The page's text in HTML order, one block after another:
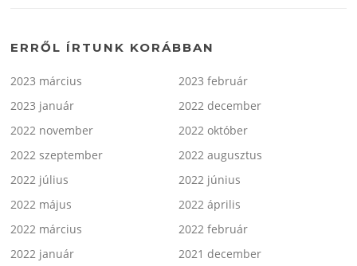
ERRŐL ÍRTUNK KORÁBBAN
2023 március
2023 február
2023 január
2022 december
2022 november
2022 október
2022 szeptember
2022 augusztus
2022 július
2022 június
2022 május
2022 április
2022 március
2022 február
2022 január
2021 december